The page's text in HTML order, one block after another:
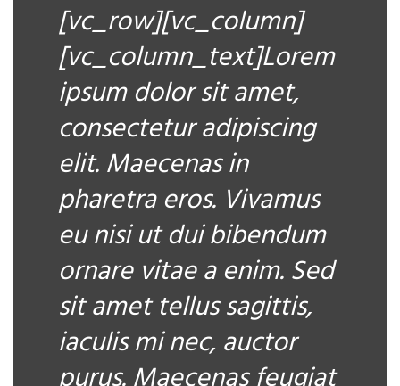
[vc_row][vc_column]
[vc_column_text]Lorem
ipsum dolor sit amet,
consectetur adipiscing
elit. Maecenas in
pharetra eros. Vivamus
eu nisi ut dui bibendum
ornare vitae a enim. Sed
sit amet tellus sagittis,
iaculis mi nec, auctor